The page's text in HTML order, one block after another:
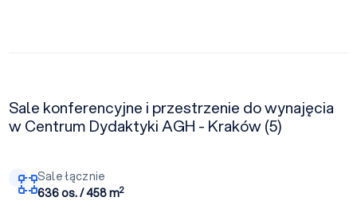
Sale konferencyjne i przestrzenie do wynajęcia
w Centrum Dydaktyki AGH - Kraków (5)
Sale łącznie
636 os. / 458 m2